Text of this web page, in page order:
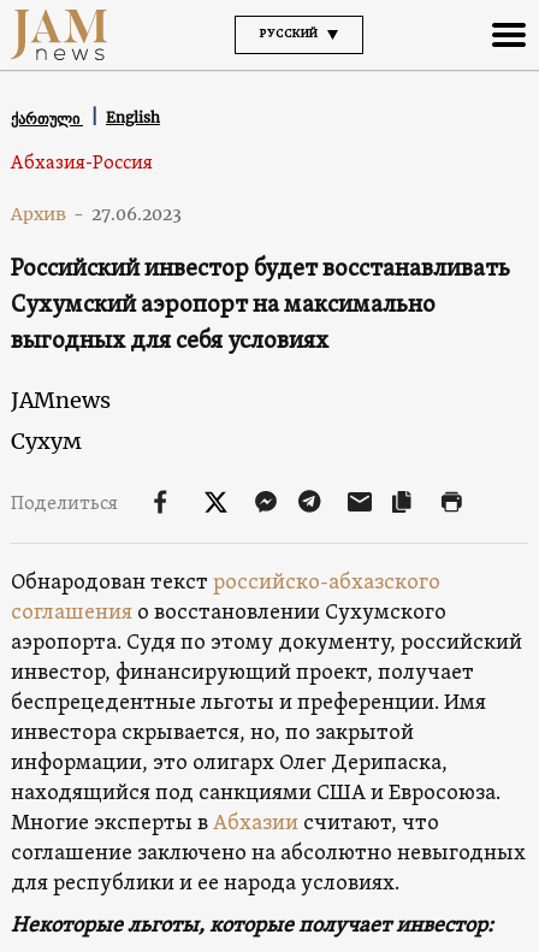
РУССКИЙ
ქართული English
Абхазия-Россия
Архив - 27.06.2023
Российский инвестор будет восстанавливать
Сухумский аэропорт на максимально
выгодных для себя условиях
JAMnews
Сухум
Поделиться
Обнародован текст российско-абхазского
соглашенияо восстановлении Сухумского
аэропорта. Судя по этому документу, российский
инвестор, финансирующий проект, получает
беспрецедентные льготы и преференции. Имя
инвестора скрывается, но, по закрытой
информации, это олигарх Олег Дерипаска,
находящийся под санкциями США и Евросоюза.
Многие эксперты вАбхазиисчитают, что
соглашение заключено на абсолютно невыгодных
для республики и ее народа условиях.
Некоторые льготы, которые получает инвестор: